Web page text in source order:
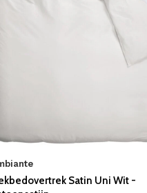
Satin Uni Wit -